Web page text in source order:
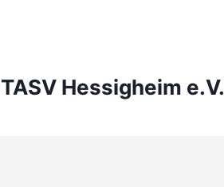
Hessigheim e.V.